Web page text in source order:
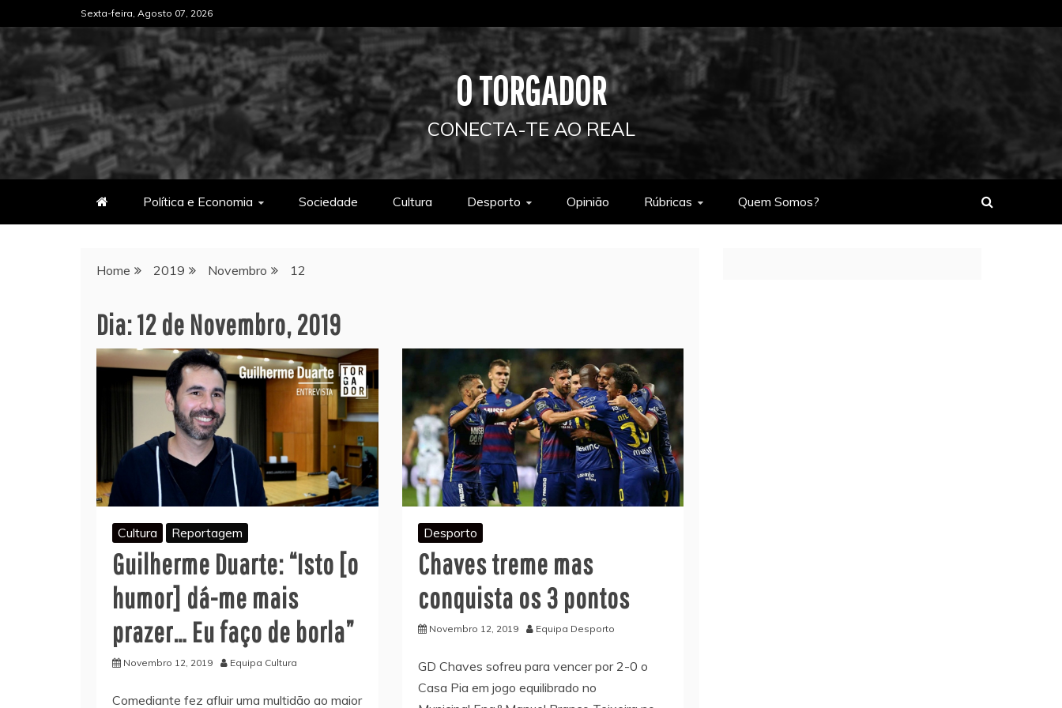
to
content
Sexta-feira, Agosto 07, 2026
O TORGADOR
CONECTA-TE AO REAL
Política e Economia Sociedade Cultura Desporto Opinião Rúbricas Quem Somos?
Home 2019 Novembro 12
Dia:12 de Novembro, 2019
Cultura Reportagem
Guilherme Duarte: “Isto [o
humor] dá-me mais
prazer… Eu faço de borla”
Novembro 12, 2019 Equipa Cultura
Comediante fez afluir uma multidão ao maior
Desporto
Chaves treme mas
conquista os 3 pontos
Novembro 12, 2019 Equipa Desporto
GD Chaves sofreu para vencer por 2-0 o
Casa Pia em jogo equilibrado no